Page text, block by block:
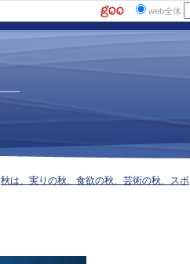
web全体
秋は、実りの秋、食欲の秋、芸術の秋、スポ